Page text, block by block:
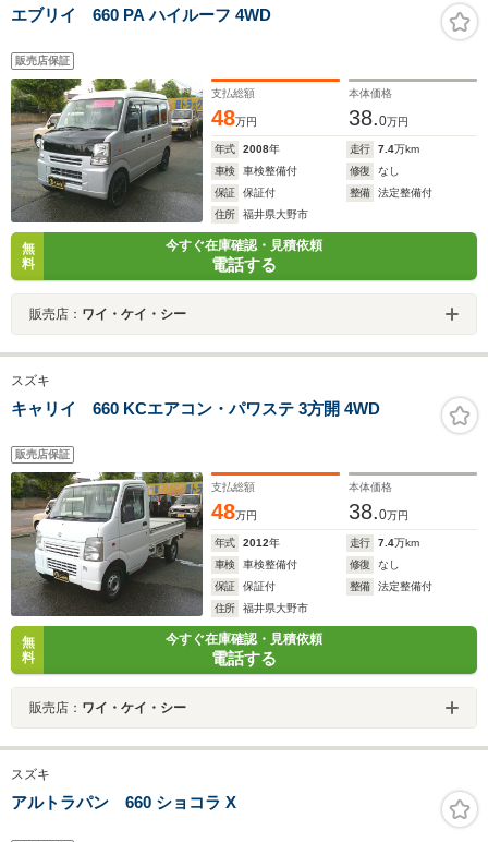
エブリイ 660 PA ハイルーフ 4WD
販売店保証
支払総額
48万円
本体価格
38.0万円
年式 2008年 走行 7.4万km
車検
車検整備付 修復
なし
保証
保証付 整備
法定整備付
住所
福井県大野市
無
料
今すぐ在庫確認・見積依頼
電話する
販売店： ワイ・ケイ・シー
スズキ
キャリイ 660 KCエアコン・パワステ 3方開 4WD
販売店保証
支払総額
48万円
本体価格
38.0万円
年式 2012年 走行 7.4万km
車検
車検整備付 修復
なし
保証
保証付 整備
法定整備付
住所
福井県大野市
無
料
今すぐ在庫確認・見積依頼
電話する
販売店： ワイ・ケイ・シー
スズキ
アルトラパン 660 ショコラ X